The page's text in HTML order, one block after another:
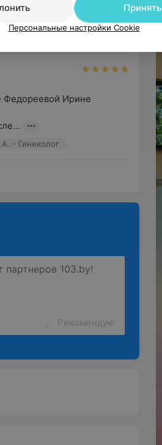
Федореевой Ирине
- Гинеколог
Рекомендую
Принять
Персональные настройки Cookie